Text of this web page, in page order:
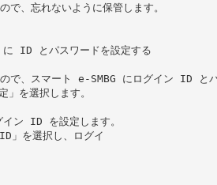
で、忘れないように保管します。
に ID とパスワードを設定する
で、スマート e-SMBG にログイン ID とパ
を選択します。
イン ID を設定します。
」を選択し、ログイ